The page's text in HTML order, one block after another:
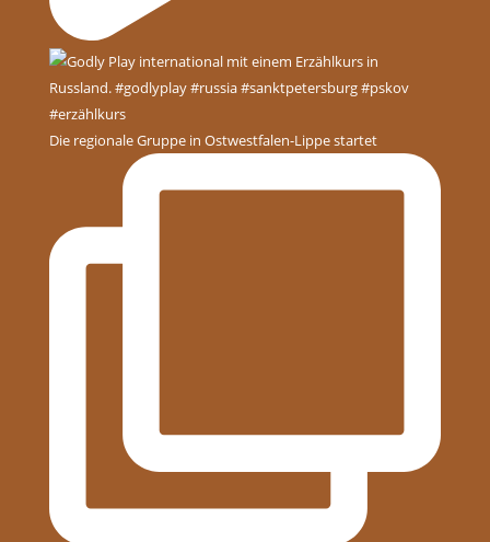
Die regionale Gruppe in Ostwestfalen-Lippe startet